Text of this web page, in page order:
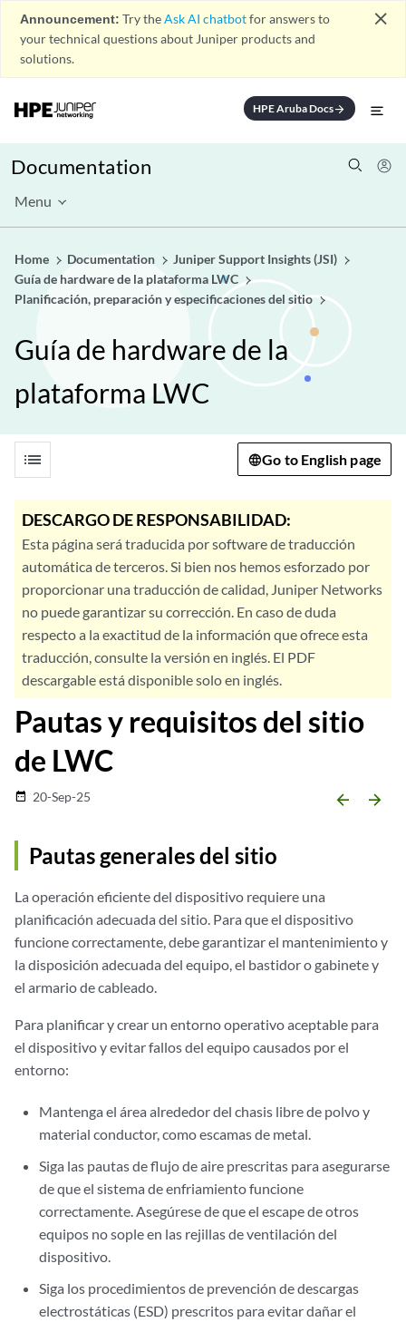
Announcement: Try theAsk AI chatbotfor answers to
your technical questions about Juniper products and
solutions.
close
HPE Aruba Docsarrow_forward
Documentation
Menu
Home Documentation
Juniper Support Insights (JSI)
Guía de hardware de la plataforma LWC
Planificación, preparación y especificaciones del sitio
Guía de hardware de la
plataforma LWC
list Go to English page
DESCARGO DE RESPONSABILIDAD:
Esta página será traducida por software de traducción
automática de terceros. Si bien nos hemos esforzado por
proporcionar una traducción de calidad, Juniper Networks
no puede garantizar su corrección. En caso de duda
respecto a la exactitud de la información que ofrece esta
traducción, consulte la versión en inglés. El PDF
descargable está disponible solo en inglés.
Pautas y requisitos del sitio
de LWC
date_range 20-Sep-25 arrow_backward arrow_forward
Pautas generales del sitio
La operación eficiente del dispositivo requiere una
planificación adecuada del sitio. Para que el dispositivo
funcione correctamente, debe garantizar el mantenimiento y
la disposición adecuada del equipo, el bastidor o gabinete y
el armario de cableado.
Para planificar y crear un entorno operativo aceptable para
el dispositivo y evitar fallos del equipo causados por el
entorno:
Mantenga el área alrededor del chasis libre de polvo y
material conductor, como escamas de metal.
Siga las pautas de flujo de aire prescritas para asegurarse
de que el sistema de enfriamiento funcione
correctamente. Asegúrese de que el escape de otros
equipos no sople en las rejillas de ventilación del
dispositivo.
Siga los procedimientos de prevención de descargas
electrostáticas (ESD) prescritos para evitar dañar el